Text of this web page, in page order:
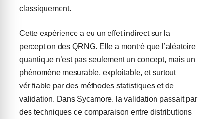
classiquement.
Cette expérience a eu un effet indirect sur la
perception des QRNG. Elle a montré que l’aléatoire
quantique n’est pas seulement un concept, mais un
phénomène mesurable, exploitable, et surtout
vérifiable par des méthodes statistiques et de
validation. Dans Sycamore, la validation passait par
des techniques de comparaison entre distributions